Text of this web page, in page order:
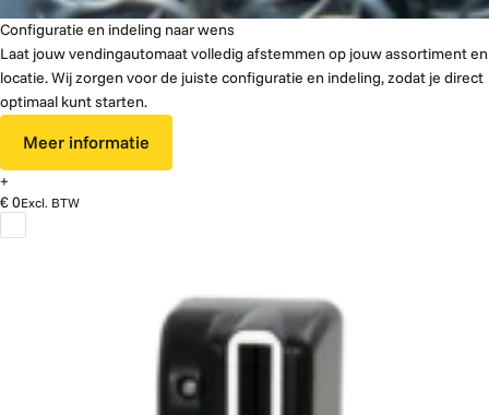
Configuratie en indeling naar wens
Laat jouw vendingautomaat volledig afstemmen op jouw assortiment en
locatie. Wij zorgen voor de juiste configuratie en indeling, zodat je direct
optimaal kunt starten.
Meer informatie
+
€ 0Excl. BTW